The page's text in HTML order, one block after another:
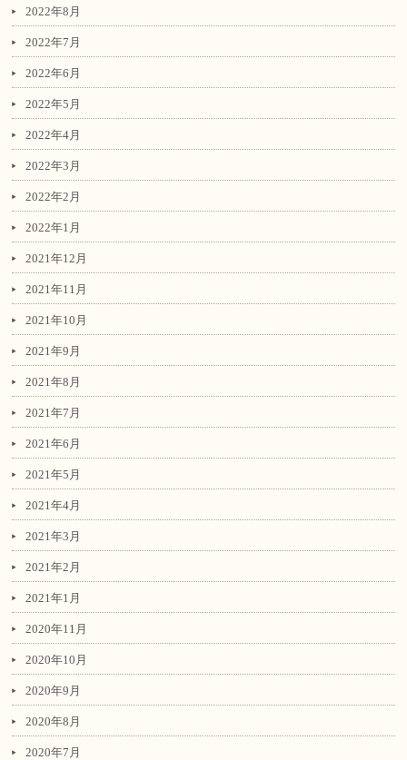
2022年8月
2022年7月
2022年6月
2022年5月
2022年4月
2022年3月
2022年2月
2022年1月
2021年12月
2021年11月
2021年10月
2021年9月
2021年8月
2021年7月
2021年6月
2021年5月
2021年4月
2021年3月
2021年2月
2021年1月
2020年11月
2020年10月
2020年9月
2020年8月
2020年7月